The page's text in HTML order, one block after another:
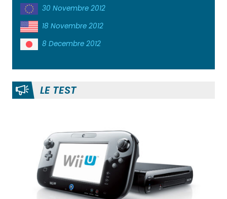
30 Novembre 2012
18 Novembre 2012
8 Decembre 2012
LE TEST